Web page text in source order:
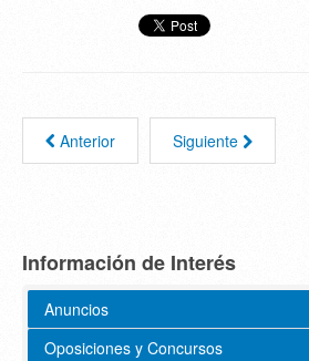
Anterior Siguiente
Información de Interés
Anuncios
Oposiciones y Concursos